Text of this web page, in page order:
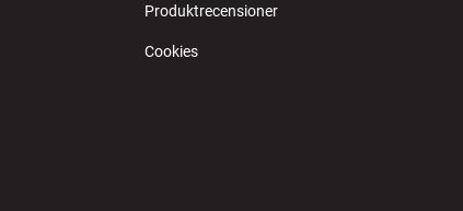
Produktrecensioner
Cookies